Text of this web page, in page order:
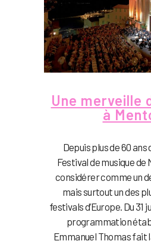
Une merveille
à
Depuis plus de 60 ans
Festival de musique de
considérer comme un
mais surtout un des
festivals d’Europe. Du 31
programmation
Emmanuel Thomas fait